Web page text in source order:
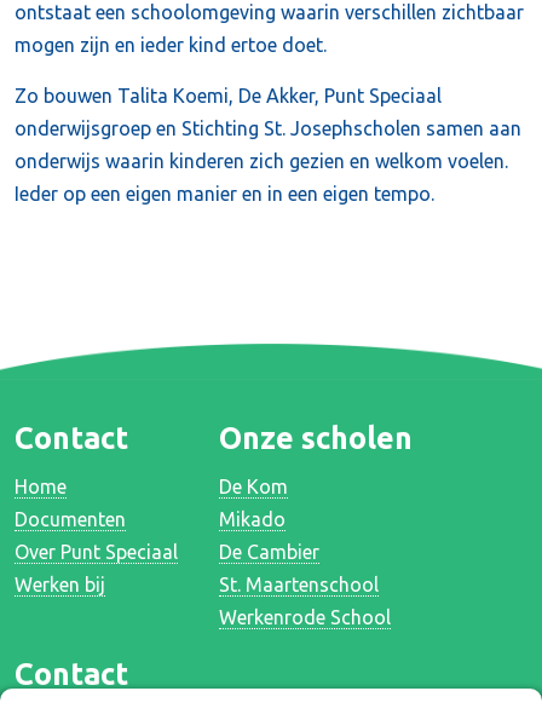
ontstaat een schoolomgeving waarin verschillen zichtbaar
mogen zijn en ieder kind ertoe doet.
Zo bouwen Talita Koemi, De Akker, Punt Speciaal
onderwijsgroep en Stichting St. Josephscholen samen aan
onderwijs waarin kinderen zich gezien en welkom voelen.
Ieder op een eigen manier en in een eigen tempo.
Contact
Home
Documenten
Over Punt Speciaal
Werken bij
Onze scholen
De Kom
Mikado
De Cambier
St. Maartenschool
Werkenrode School
Contact